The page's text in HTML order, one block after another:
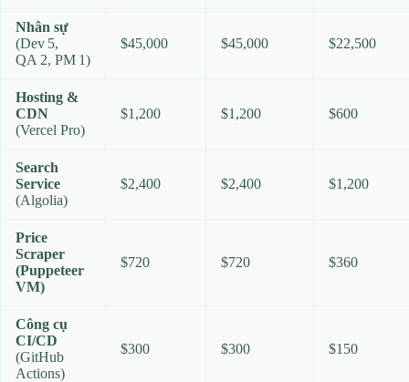
Nhân sự
(Dev 5,
QA 2, PM 1)
$45,000 $45,000 $22,500
Hosting &
CDN
(Vercel Pro)
$1,200 $1,200 $600
Search
Service
(Algolia)
$2,400 $2,400 $1,200
Price
Scraper
(Puppeteer
VM)
$720 $720 $360
Công cụ
CI/CD
(GitHub
Actions)
$300 $300 $150